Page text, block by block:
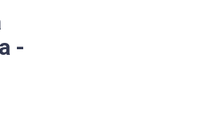
-